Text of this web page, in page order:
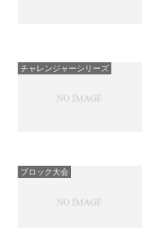
チャレンジャーシリーズ
ブロック大会